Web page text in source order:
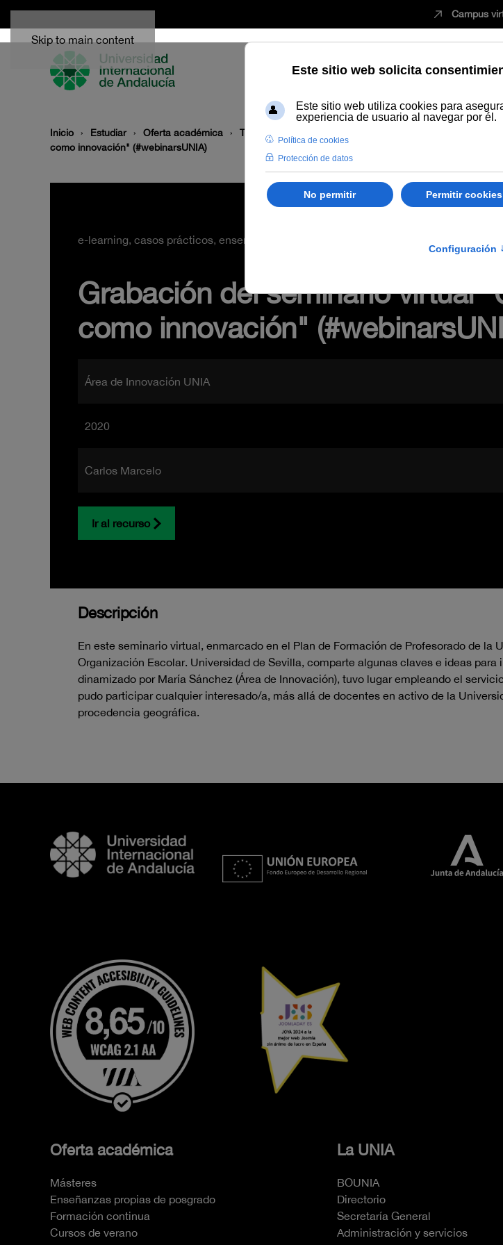
Skip to main content
Campus
Inicio Estudiar Oferta académica Temática
como innovación" (#webinarsUNIA)
e-learning, casos prácticos, enseñanza-aprendizaje online, webconferencia,
Grabación del seminario virtual
como innovación"
Área de Innovación UNIA
2020
Carlos Marcelo
Ir al recurso
Descripción
En este seminario virtual, enmarcado en el Plan de Formación de Profesorado de
Organización Escolar. Universidad de Sevilla, comparte algunas claves e ideas
dinamizado por María Sánchez (Área de Innovación), tuvo lugar empleando el
pudo participar cualquier interesado/a, más allá de docentes en activo de la
procedencia geográfica.
Oferta académica
Másteres
Enseñanzas propias de posgrado
Formación continua
Cursos de verano
La UNIA
BOUNIA
Directorio
Secretaría General
Administración y servicios